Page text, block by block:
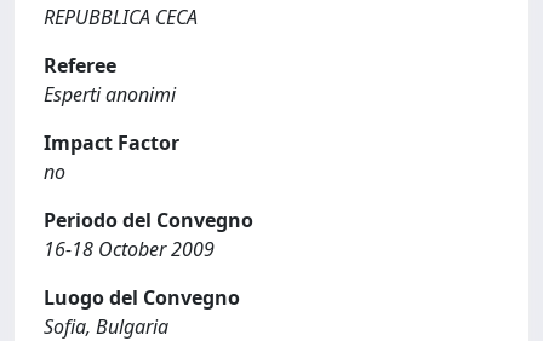
REPUBBLICA CECA
Referee
Esperti anonimi
Impact Factor
no
Periodo del Convegno
16-18 October 2009
Luogo del Convegno
Sofia, Bulgaria